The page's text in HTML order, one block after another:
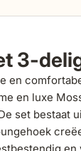
3-
en
en luxe
set bestaat